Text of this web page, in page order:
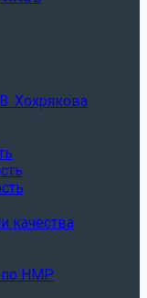
Хохрякова
качества
по НМР